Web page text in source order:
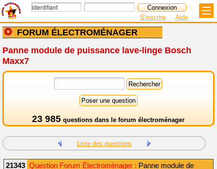
FORUM ÉLECTROMÉNAGER
S'inscrire Aide
Panne module de puissance lave-linge Bosch
Maxx7
23 985 questions dans le forum électroménager
Liste des questions
21343 Question Forum Électroménager : Panne module de